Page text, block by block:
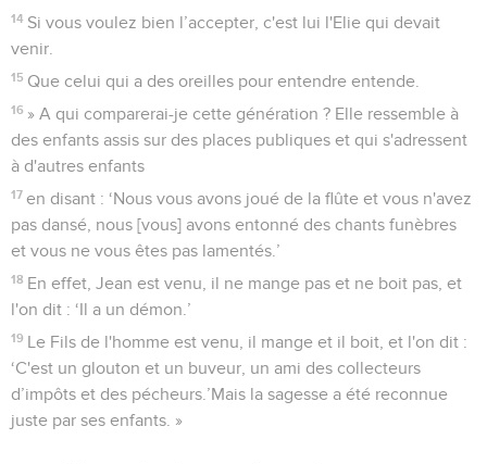
14 Si vous voulez bien l’accepter, c'est lui l'Elie qui devait
venir.
15 Que celui qui a des oreilles pour entendre entende.
16 » A qui comparerai-je cette génération ? Elle ressemble à
des enfants assis sur des places publiques et qui s'adressent
à d'autres enfants
17 en disant : ‘Nous vous avons joué de la flûte et vous n'avez
pas dansé, nous [vous] avons entonné des chants funèbres
et vous ne vous êtes pas lamentés.’
18 En effet, Jean est venu, il ne mange pas et ne boit pas, et
l'on dit : ‘Il a un démon.’
19 Le Fils de l'homme est venu, il mange et il boit, et l'on dit :
‘C'est un glouton et un buveur, un ami des collecteurs
d’impôts et des pécheurs.’Mais la sagesse a été reconnue
juste par ses enfants. »